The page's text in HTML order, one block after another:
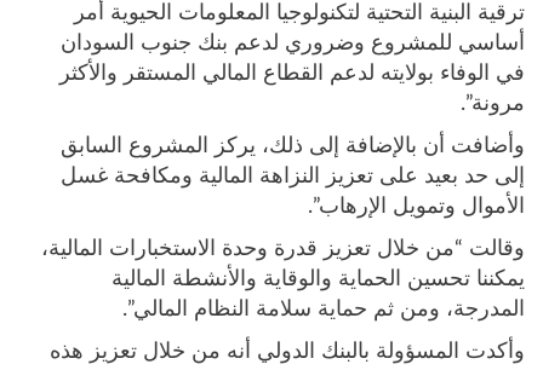
ترقية البنية التحتية لتكنولوجيا المعلومات الحيوية أمر
أساسي للمشروع وضروري لدعم بنك جنوب السودان
في الوفاء بولايته لدعم القطاع المالي المستقر والأكثر
مرونة”.
وأضافت أن بالإضافة إلى ذلك، يركز المشروع السابق
إلى حد بعيد على تعزيز النزاهة المالية ومكافحة غسل
الأموال وتمويل الإرهاب”.
وقالت “من خلال تعزيز قدرة وحدة الاستخبارات المالية،
يمكننا تحسين الحماية والوقاية والأنشطة المالية
المدرجة، ومن ثم حماية سلامة النظام المالي”.
وأكدت المسؤولة بالبنك الدولي أنه من خلال تعزيز هذه